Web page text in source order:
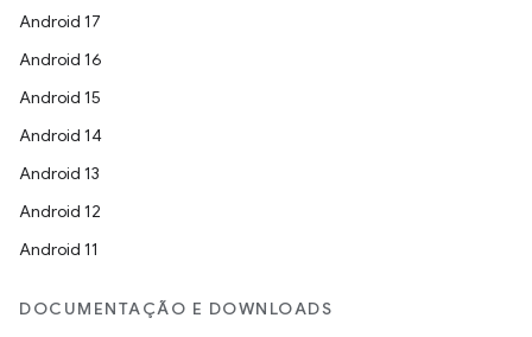
Android 17
Android 16
Android 15
Android 14
Android 13
Android 12
Android 11
DOCUMENTAÇÃO E DOWNLOADS